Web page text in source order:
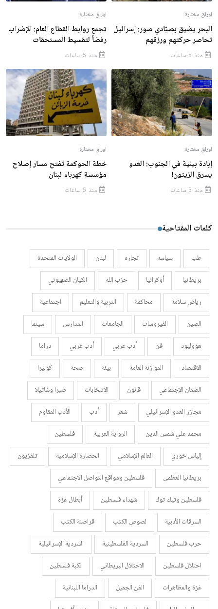
اوراق مختارة
البحر يضيق بصيّادي صور: إسرائيل
تحاصر حركتهم ورزقهم
منذ 5 ساعات
اوراق مختارة
تجمع روابط القطاع العام: الإضراب
رفضاً لتقسيط المستحقات
منذ 5 ساعات
اوراق مختارة
إبادة بيئية في الجنوب: العدو
يسرق الزيتون!
منذ 5 ساعات
اوراق مختارة
خطة الحوكمة تفتح مسار إصلاح
مؤسسة كهرباء لبنان
منذ 5 ساعات
كلمات المفتاحية
طب سياسه تجاره لبنان
الولايات المتحدة
بريطانيا
أوكرانيا حزب الله
الكيان الصهيوني
رياض سلامة
محاكمة التربية والتعليم
اجتماعية
الصين
الفيروسات الجامعات المدارس
سينما
هووليود
فن أدب عربي أدب غربي
دراما
الاقتصاد
الموازنة العامة بيئة صحة
كوليرا
الضمان الإجتماعي
قانون الانتخابات
صبرا وشاتيلا
مجازر العدو الإسرائيلي
شعر أدب
الأدب المقاوم
محمد علي شمس الدين
الرواية العربية
فلسطين
إلياس خوري
العالم الإسلامي الحضارة الإسلامية
تلفزيون
بريطانيا العظمى
فلسطين ومواقع التواصل الاجتماعي
فلسطين وتيك توك
شهداء فلسطين
أبطال غزة
السرقات الأدبية
لصوص الكتب
قراصنة الكتب
حرب فلسطين
السردية الفلسطينية
السردية الإسرائيلية
احتلال فلسطين
الاحتلال البريطاني
نكبة فلسطين
غزة والمظاهرات
الفن الجميل
الدراما اللبنانية